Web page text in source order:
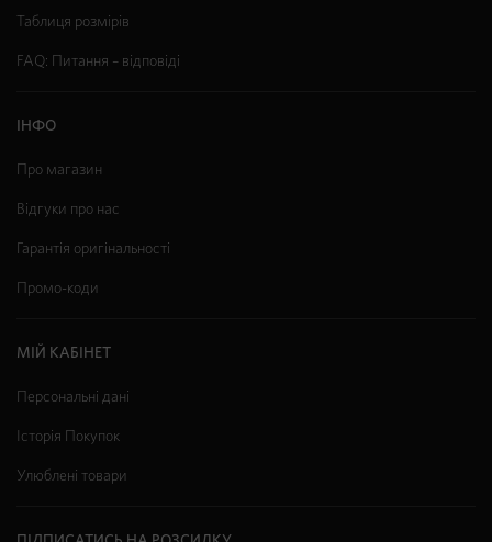
Таблиця розмірів
FAQ: Питання – відповіді
ІНФО
Про магазин
Відгуки про нас
Гарантія оригінальності
Промо-коди
МІЙ КАБІНЕТ
Персональні дані
Історія Покупок
Улюблені товари